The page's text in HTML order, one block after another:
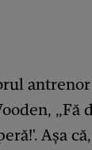
„Fă
Așa